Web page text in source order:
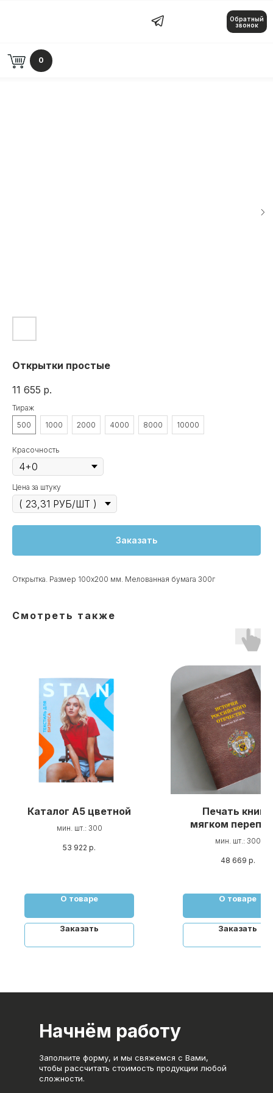
Обратный
звонок
0
Открытки простые
11 655 р.
Тираж
500
1000 2000 4000 8000 10000
Красочность
Цена за штуку
Заказать
Открытка. Размер 100х200 мм. Мелованная бумага 300г
Смотреть также
Каталог А5 цветной
мин. шт.: 300
53 922 р.
О товаре
Заказать
Печать книг в
мягком
мин. шт.: 300
48 669 р.
О товаре
Заказать
Начнём работу
Заполните форму, и мы свяжемся с Вами,
чтобы рассчитать стоимость продукции любой
сложности.